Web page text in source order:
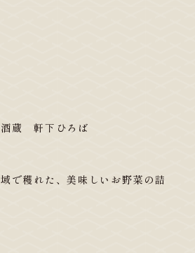
酒蔵 軒下ひろば
で穫れた、美味しいお野菜の詰